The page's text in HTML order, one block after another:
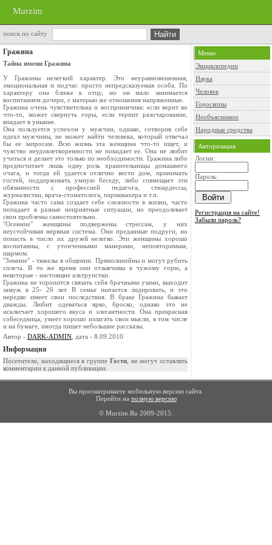
Murzim
поиск по сайту
Гражина
Тайна имени Гражина
У Гражины нелегкий характер. Это неуравновешенная,
эмоциональная и подчас просто непредсказуемая особа. По
характеру она ближе к отцу, но он мало занимается
воспитанием дочери, с матерью же отношения напряженные.
Гражина очень чувствительна и восприимчива: если верит во
что-то, может свернуть горы, если терпит разочарование,
впадает в уныние.
Она пользуется успехом у мужчин, однако, сотворив себе
идеал мужчины, не может найти человека, который отвечал
бы ее запросам. Всю жизнь эта женщина что-то ищет, и
чувство неудовлетворенности не покидает ее. Она не любит
учиться и делает это только по необходимости. Гражина либо
предпочитает лишь одну роль хранительницы домашнего
очага, и тогда ей удается отлично вести дом, принимать
гостей, поддерживать умную беседу, либо совмещает эти
обязанности с профессией педагога, стюардессы,
журналистки, врача-стоматолога, парикмахера и т.п.
Гражина часто сама создает себе сложности в жизни, часто
попадает в разные неприятные ситуации, но преодолевает
свои проблемы самостоятельно.
"Осенние" женщины подвержены стрессам, у них
неустойчивая нервная система. Они преданные подруги, но
попасть в число их друзей нелегко. Эти женщины хорошо
воспитанны, с утонченными манерами, неповторимым,
шармом.
"Зимние" - тяжелы в общении. Прямолинейны и могут рубить
сплеча. В то же время они отзывчивы к чужому горю, а
некоторые - настоящие альтруистки.
Гражина не торопится связать себя брачными узами, выходит
замуж в 25- 26 лет. В семье пытается лидировать, и это
нередко имеет свои последствия. В браке Гражина бывает
дважды. Любит одеваться ярко, броско, однако это не
исключает хорошего вкуса и элегантности. Она прекрасная
собеседница, умеет хорошо излагать свои мысли, в том числе
и на бумаге, иногда пишет небольшие рассказы.
Автор - DARK-ADMIN , дата - 8.09.2010
Информация
Посетители, находящиеся в группе Гости, не могут оставлять
комментарии к данной публикации.
Меню
Энциклопедии
Наука
Человек
Гороскопы
Необъяснимое
Народные средства
Авторизация
Логин:
Пароль:
Регистрация на сайте!
Забыли пароль?
Вы просматриваете мобильную версию сайта.
Перейти на полную версию
© Murzim.Ru 2009-2015.